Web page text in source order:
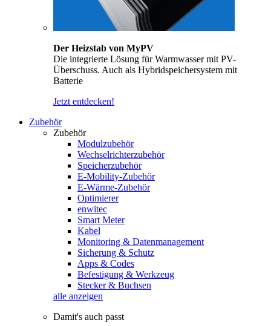
Der Heizstab von MyPV
Die integrierte Lösung für Warmwasser mit PV-
Überschuss. Auch als Hybridspeichersystem mit
Batterie
Jetzt entdecken!
Zubehör
Zubehör
Modulzubehör
Wechselrichterzubehör
Speicherzubehör
E-Mobility-Zubehör
E-Wärme-Zubehör
Optimierer
enwitec
Smart Meter
Kabel
Monitoring & Datenmanagement
Sicherung & Schutz
Apps & Codes
Befestigung & Werkzeug
Stecker & Buchsen
alle anzeigen
Damit's auch passt